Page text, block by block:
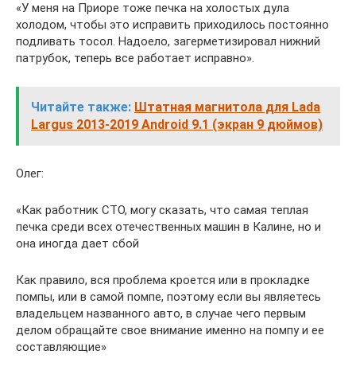
«У меня на Приоре тоже печка на холостых дула
холодом, чтобы это исправить приходилось постоянно
подливать тосол. Надоело, загерметизировал нижний
патрубок, теперь все работает исправно».
Читайте также: Штатная магнитола для Lada
Largus 2013-2019 Android 9.1 (экран 9 дюймов)
Олег:
«Как работник СТО, могу сказать, что самая теплая
печка среди всех отечественных машин в Калине, но и
она иногда дает сбой
Как правило, вся проблема кроется или в прокладке
помпы, или в самой помпе, поэтому если вы являетесь
владельцем названного авто, в случае чего первым
делом обращайте свое внимание именно на помпу и ее
составляющие»